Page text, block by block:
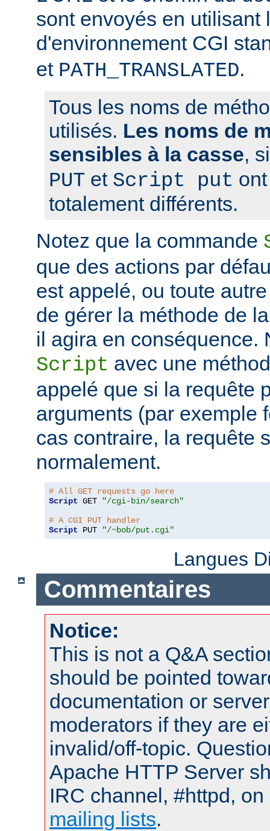
sont envoyés en utilisant
d'environnement CGI
et PATH_TRANSLATED.
Tous les noms de
utilisés. Les noms de
sensibles à la casse,
PUT et Script put
totalement différents.
Notez que la commande
que des actions par
est appelé, ou toute
de gérer la méthode de
il agira en conséquence.
Script avec une
appelé que si la requête
arguments (par exemple
cas contraire, la requête
normalement.
# All GET requests go here
Script GET
"/cgi-bin/search"
# A CGI PUT handler
Script PUT "/~bob/put.cgi"
Langues
Commentaires
Notice:
This is not a Q&A
should be pointed
documentation or
moderators if they are
invalid/off-topic.
Apache HTTP Server
IRC channel, #httpd,
mailing lists.